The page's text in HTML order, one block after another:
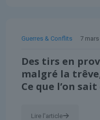
Guerres & Conflits 7
Des tirs en
malgré la
Ce que l’on
Lire l'article